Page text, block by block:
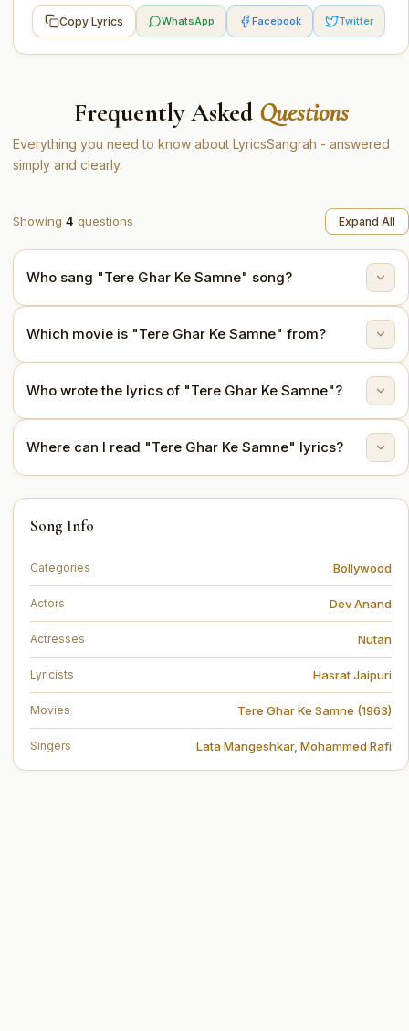
Copy Lyrics WhatsApp Facebook Twitter
Frequently Asked Questions
Everything you need to know about LyricsSangrah - answered
simply and clearly.
Showing 4 questions Expand All
Who sang "Tere Ghar Ke Samne" song?
"Tere Ghar Ke Samne" is sung by Lata Mangeshkar,
Which movie is "Tere Ghar Ke Samne" from?
This song is from the movie Tere Ghar Ke Samne
Who wrote the lyrics of "Tere Ghar Ke Samne"?
The lyrics are written by Hasrat Jaipuri.
Where can I read "Tere Ghar Ke Samne" lyrics?
You can read the full lyrics of "Tere Ghar Ke Samne"
on this page.
Song Info
Categories Bollywood
Actors Dev Anand
Actresses Nutan
Lyricists Hasrat Jaipuri
Movies Tere Ghar Ke Samne (1963)
Singers Lata Mangeshkar, Mohammed Rafi